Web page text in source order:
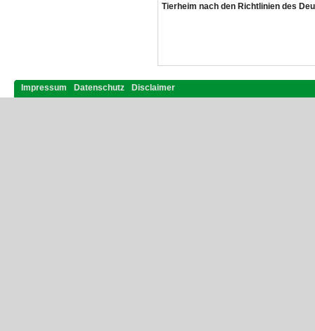
Tierheim nach den Richtlinien des
Impressum Datenschutz Disclaimer